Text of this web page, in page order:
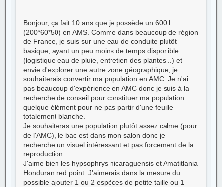
Bonjour, ça fait 10 ans que je possède un 600 l
(200*60*50) en AMS. Comme dans beaucoup de région
de France, je suis sur une eau de conduite plutôt
basique, ayant un peu moins de temps disponible
(logistique eau de pluie, entretien des plantes...) et
envie d'explorer une autre zone géographique, je
souhaiterais convertir ma population en AMC. Je n'ai
pas beaucoup d'expérience en AMC donc je suis à la
recherche de conseil pour constituer ma population.
quelque élément pour ne pas partir d'une feuille
totalement blanche.
Je souhaiteras une population plutôt assez calme (pour
de l'AMC), le bac est dans mon salon donc je
recherche un visuel intéressant et pas forcement de la
reproduction.
J'aime bien les hypsophrys nicaraguensis et Amatitlania
Honduran red point. J'aimerais dans la mesure du
possible ajouter 1 ou 2 espèces de petite taille ou 1